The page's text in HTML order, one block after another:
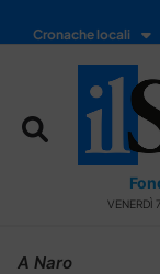
Cronache locali
VENERDÌ
A Naro